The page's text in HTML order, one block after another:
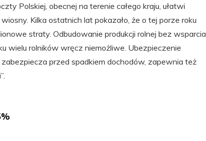
Polskiej, obecnej na terenie całego kraju, ułatwi
Kilka ostatnich lat pokazało, że o tej porze roku
straty. Odbudowanie produkcji rolnej bez wsparcia
wielu rolników wręcz niemożliwe. Ubezpieczenie
przed spadkiem dochodów, zapewnia też